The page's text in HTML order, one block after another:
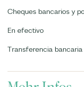
Cheques bancarios y
En efectivo
Transferencia bancaria